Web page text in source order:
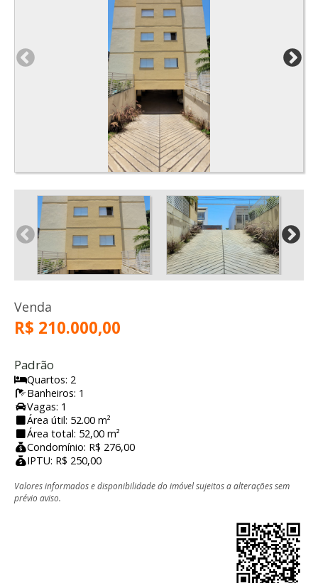
Venda
R$ 210.000,00
Padrão
Quartos: 2
Banheiros: 1
Vagas: 1
Área útil: 52.00 m²
Área total: 52,00 m²
Condomínio: R$ 276,00
IPTU: R$ 250,00
Valores informados e disponibilidade do imóvel sujeitos a alterações sem
prévio aviso.